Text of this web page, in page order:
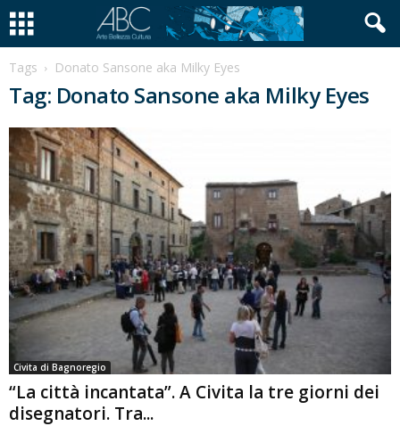
Tags Donato Sansone aka Milky Eyes
Tag: Donato Sansone aka Milky Eyes
Civita di Bagnoregio
“La città incantata”. A Civita la tre giorni dei
disegnatori. Tra...